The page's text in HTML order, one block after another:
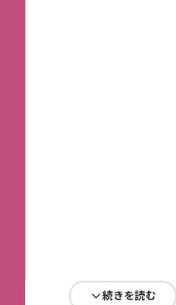
続きを読む
続きを読む
続きを読む
続きを読む
続きを読む
続きを読む
続きを読む
続きを読む
続きを読む
続きを読む
続きを読む
続きを読む
続きを読む
続きを読む
続きを読む
続きを読む
続きを読む
続きを読む
続きを読む
続きを読む